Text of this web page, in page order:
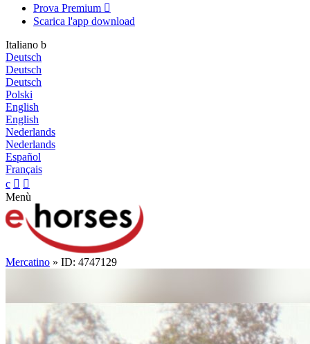
Prova Premium 
Scarica l'app download
Italiano b
Deutsch
Deutsch
Deutsch
Polski
English
English
Nederlands
Nederlands
Español
Français
c  
Menù
Mercatino » ID: 4747129